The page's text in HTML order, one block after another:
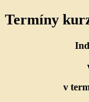
Termíny
v